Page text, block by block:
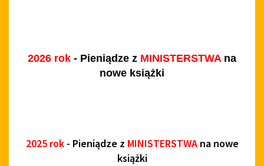
2026 rok - Pieniądze z MINISTERSTWA na
nowe książki
2025 rok- Pieniądze z MINISTERSTWA na nowe
książki